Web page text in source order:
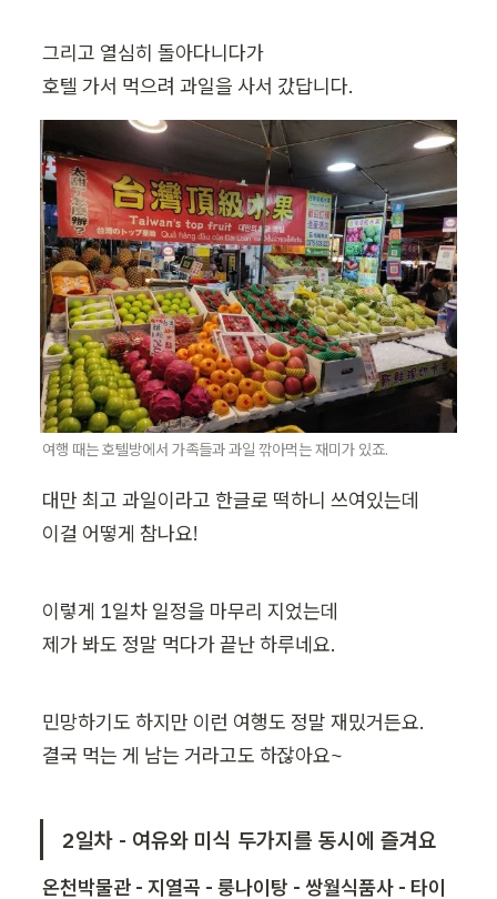
그리고 열심히 돌아다니다가
호텔 가서 먹으려 과일을 사서 갔답니다.
여행 때는 호텔방에서 가족들과 과일 깎아먹는 재미가 있죠.
대만 최고 과일이라고 한글로 떡하니 쓰여있는데
이걸 어떻게 참나요!
이렇게 1일차 일정을 마무리 지었는데
제가 봐도 정말 먹다가 끝난 하루네요.
민망하기도 하지만 이런 여행도 정말 재밌거든요.
결국 먹는 게 남는 거라고도 하잖아요~
2일차 - 여유와 미식 두가지를 동시에 즐겨요
온천박물관 - 지열곡 - 룽나이탕 - 쌍월식품사 - 타이